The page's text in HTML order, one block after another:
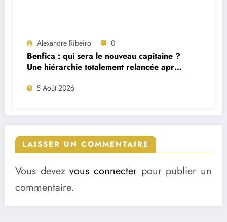
Alexandre Ribeiro 0
Benfica : qui sera le nouveau capitaine ?
Une hiérarchie totalement relancée après
deux départs majeurs
5 Août 2026
LAISSER UN COMMENTAIRE
Vous devezvous connecter pour publier un
commentaire.